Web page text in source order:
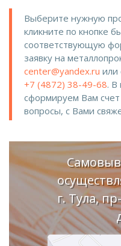
Выберите нужную
кликните по кнопке
соответствующую
заявку на
center@yandex.ru или
+7 (4872) 38-49-68. В
сформируем Вам счет
вопросы, с Вами
г. Тула,